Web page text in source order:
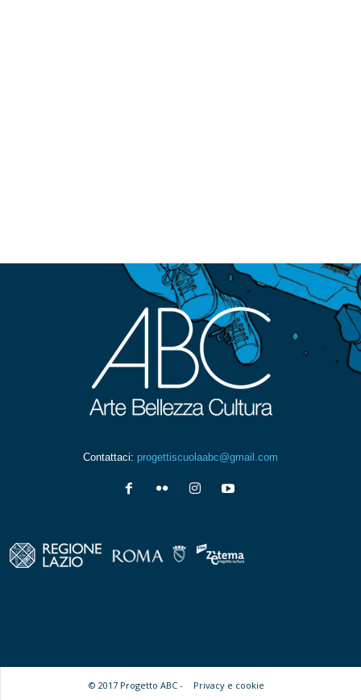
Contattaci: progettiscuolaabc@gmail.com
© 2017 Progetto ABC - Privacy e cookie